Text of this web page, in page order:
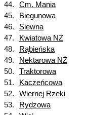
44. Cm. Mania
45. Biegunowa
46. Siewna
47. Kwiatowa NŻ
48. Rąbieńska
49. Nektarowa NŻ
50. Traktorowa
51. Kaczeńcowa
52. Wiernej Rzeki
53. Rydzowa